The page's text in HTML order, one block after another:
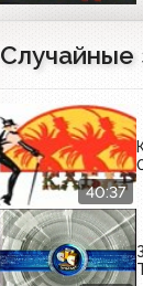
Случайные
40:37